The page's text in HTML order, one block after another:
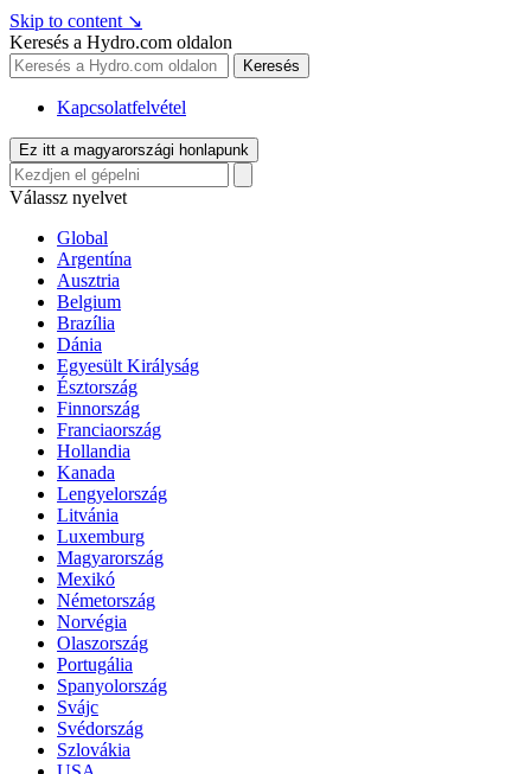
Skip to content ↘
Keresés a Hydro.com oldalon
Keresés
Kapcsolatfelvétel
Ez itt a magyarországi honlapunk
Válassz nyelvet
Global
Argentína
Ausztria
Belgium
Brazília
Dánia
Egyesült Királyság
Észtország
Finnország
Franciaország
Hollandia
Kanada
Lengyelország
Litvánia
Luxemburg
Magyarország
Mexikó
Németország
Norvégia
Olaszország
Portugália
Spanyolország
Svájc
Svédország
Szlovákia